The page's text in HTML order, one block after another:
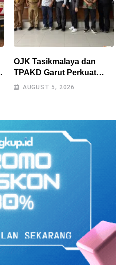
OJK Tasikmalaya dan
TPAKD Garut Perkuat
UMKM melalui Program
AUGUST 5, 2026